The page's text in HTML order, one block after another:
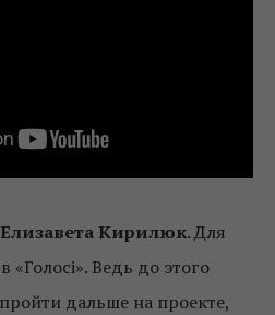
Елизавета Кирилюк. Для
«Голосі». Ведь до этого
дальше на проекте,